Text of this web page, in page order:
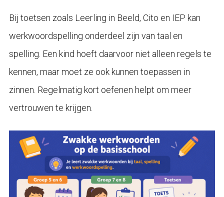
Bij toetsen zoals Leerling in Beeld, Cito en IEP kan
werkwoordspelling onderdeel zijn van taal en
spelling. Een kind hoeft daarvoor niet alleen regels te
kennen, maar moet ze ook kunnen toepassen in
zinnen. Regelmatig kort oefenen helpt om meer
vertrouwen te krijgen.